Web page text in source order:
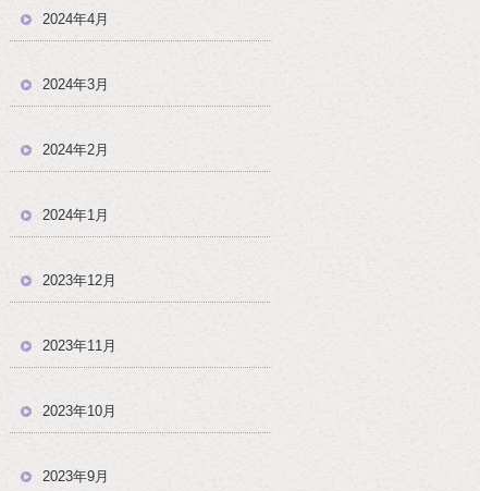
2024年4月
2024年3月
2024年2月
2024年1月
2023年12月
2023年11月
2023年10月
2023年9月